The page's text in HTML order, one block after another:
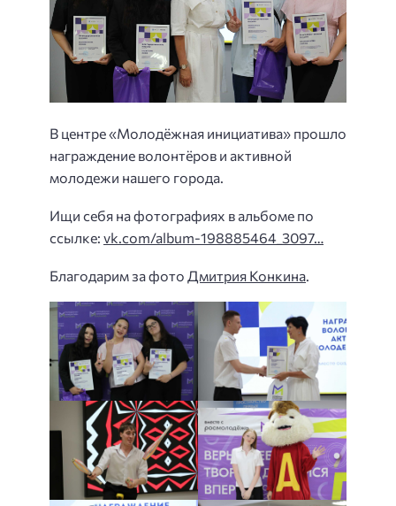
В центре «Молодёжная инициатива» прошло
награждение волонтёров и активной
молодежи нашего города.
Ищи себя на фотографиях в альбоме по
ссылке: vk.com/album-198885464_3097…
Благодарим за фото Дмитрия Конкина